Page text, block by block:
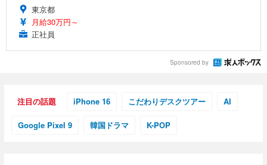
東京都
月給30万円～
正社員
Sponsored by
注目の話題 iPhone 16 こだわりデスクツアー AI
Google Pixel 9 韓国ドラマ K-POP